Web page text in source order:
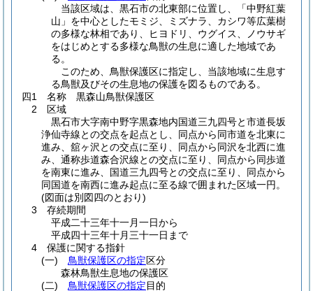
当該区域は、黒石市の北東部に位置し、「中野紅葉
山」を中心としたモミジ、ミズナラ、カシワ等広葉樹
の多様な林相であり、ヒヨドリ、ウグイス、ノウサギ
をはじめとする多様な鳥獣の生息に適した地域であ
る。
このため、鳥獣保護区に指定し、当該地域に生息す
る鳥獣及びその生息地の保護を図るものである。
四1 名称 黒森山鳥獣保護区
2 区域
黒石市大字南中野字黒森地内国道三九四号と市道長坂
浄仙寺線との交点を起点とし、同点から同市道を北東に
進み、舘ヶ沢との交点に至り、同点から同沢を北西に進
み、通称歩道森合沢線との交点に至り、同点から同歩道
を南東に進み、国道三九四号との交点に至り、同点から
同国道を南西に進み起点に至る線で囲まれた区域一円。
(図面は別図四のとおり)
3 存続期間
平成二十三年十一月一日から
平成四十三年十月三十一日まで
4 保護に関する指針
(一)
鳥獣保護区の指定区分
森林鳥獣生息地の保護区
(二)
鳥獣保護区の指定目的